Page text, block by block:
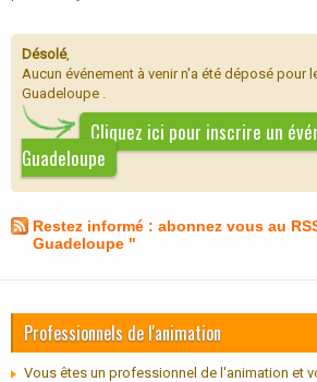
Désolé,
Aucun événement à venir n'a été déposé pour
Guadeloupe .
Cliquez ici pour inscrire un
Guadeloupe
Restez informé : abonnez vous au
Guadeloupe "
Professionnels de l'animation
Vous êtes un professionnel de l'animation et